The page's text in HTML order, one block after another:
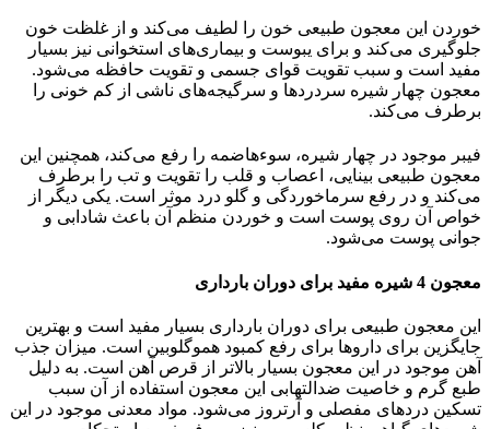
خوردن این معجون طبیعی خون را لطیف می‌کند و از غلظت خون
جلوگیری می‌کند و برای یبوست و بیماری‌های استخوانی نیز بسیار
مفید است و سبب تقویت قوای جسمی و تقویت حافظه می‌شود.
معجون چهار شیره سردردها و سرگیجه‌های ناشی از کم خونی را
برطرف می‌کند.
فیبر موجود در چهار شیره، سوءهاضمه را رفع می‌کند، همچنین این
معجون طبیعی بینایی، اعصاب و قلب را تقویت و تب را برطرف
می‌کند و در رفع سرماخوردگی و گلو درد موثر است. یکی دیگر از
خواص آن روی پوست است و خوردن منظم آن باعث شادابی و
جوانی پوست می‌شود.
معجون 4 شیره مفید برای دوران بارداری
این معجون طبیعی برای دوران بارداری بسیار مفید است و بهترین
جایگزین برای داروها برای رفع کمبود هموگلوبین است. میزان جذب
آهن موجود در این معجون بسیار بالاتر از قرص آهن است. به دلیل
طبع گرم و خاصیت ضدالتهابی این معجون استفاده از آن سبب
تسکین دردهای مفصلی و آرتروز می‌شود. مواد معدنی موجود در این